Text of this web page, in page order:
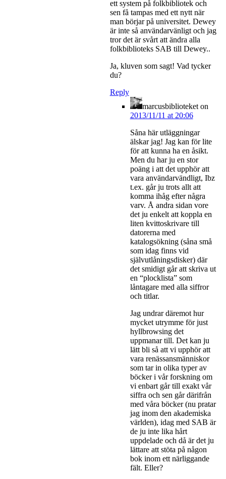
ett system på folkbibliotek och
sen få tampas med ett nytt när
man börjar på universitet. Dewey
är inte så användarvänligt och jag
tror det är svårt att ändra alla
folkbiblioteks SAB till Dewey..
Ja, kluven som sagt! Vad tycker
du?
Reply
marcusbiblioteketon
2013/11/11 at 20:06
Såna här utläggningar
älskar jag! Jag kan för lite
för att kunna ha en åsikt.
Men du har ju en stor
poäng i att det upphör att
vara användarvändligt, Ibz
t.ex. går ju trots allt att
komma ihåg efter några
varv. Å andra sidan vore
det ju enkelt att koppla en
liten kvittoskrivare till
datorerna med
katalogsökning (såna små
som idag finns vid
självutlåningsdisker) där
det smidigt går att skriva ut
en “plocklista” som
låntagare med alla siffror
och titlar.
Jag undrar däremot hur
mycket utrymme för just
hyllbrowsing det
uppmanar till. Det kan ju
lätt bli så att vi upphör att
vara renässansmänniskor
som tar in olika typer av
böcker i vår forskning om
vi enbart går till exakt vår
siffra och sen går därifrån
med våra böcker (nu pratar
jag inom den akademiska
världen), idag med SAB är
de ju inte lika hårt
uppdelade och då är det ju
lättare att stöta på någon
bok inom ett närliggande
fält. Eller?